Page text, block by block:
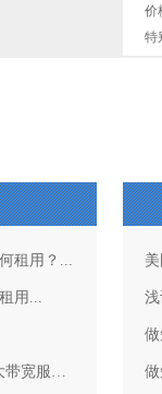
价
特
租用？...
用...
大带宽服务器有什么优势?如何选择合适的大带宽服务器？...